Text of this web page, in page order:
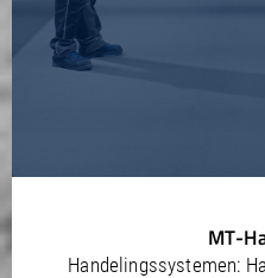
MT-
Handelingssystemen: